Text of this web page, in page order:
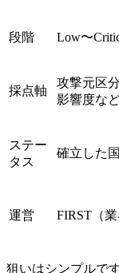
段階 Low〜
採点軸
攻撃元区
影響度な
ステー
タス
確立した
運営 FIRST（業
狙いはシンプルで